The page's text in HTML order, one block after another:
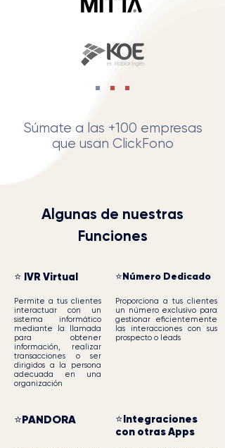
Súmate a las +100 empresas
que usan ClickFono
Algunas de nuestras
Funciones
⭐ IVR Virtual
Permite a tus clientes
interactuar con un
sistema informático
mediante la llamada
para obtener
información, realizar
transacciones o ser
dirigidos a la persona
adecuada en una
organización
⭐Número Dedicado
Proporciona a tus clientes
un número exclusivo para
gestionar eficientemente
las interacciones con sus
prospecto o leads
⭐PANDORA
⭐Integraciones
con otras Apps